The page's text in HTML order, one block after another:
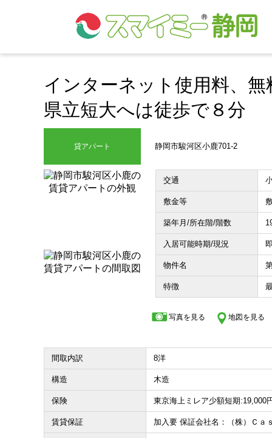
沿線から探す(借りる)
通勤・通学時間から探す(買う)
インターネット使用料、
県立短大へは徒歩で８分
貸アパート 静岡市駿河区小鹿701-2
交通
敷金等
築年月/所在階/階数
入居可能時期/現況
物件名
特徴
写真を見る 地図を見る
間取内訳 8洋
構造 木造
保険 東京海上ミレア少額短期:19,000
賃貸保証 加入要 保証会社名：（株）Ｃ